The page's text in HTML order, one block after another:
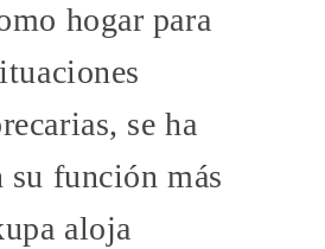
hogar para
se ha
su función más
aloja